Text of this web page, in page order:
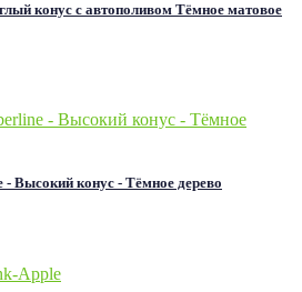
конус с автополивом Тёмное матовое
Высокий конус - Тёмное дерево